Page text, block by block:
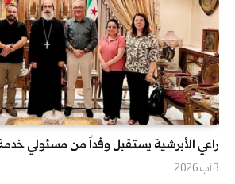
راعي الأبرشية يستقبل وفداً من مسئولي
3 آب 2026